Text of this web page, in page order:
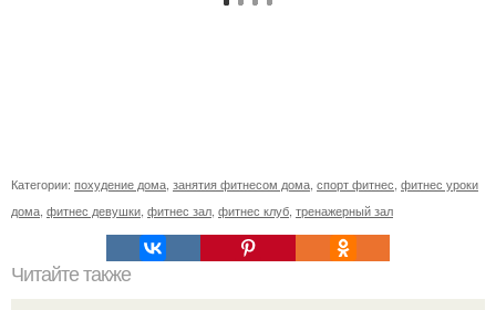
Категории: похудение дома занятия фитнесом дома спорт фитнес фитнес уроки
дома фитнес девушки фитнес зал фитнес клуб тренажерный зал
Читайте также